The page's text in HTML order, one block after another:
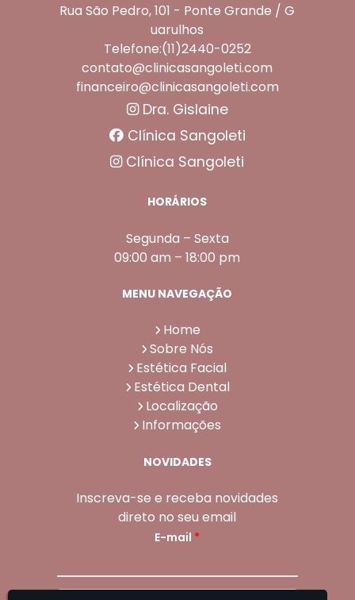
Rua São Pedro, 101 - Ponte Grande / G
uarulhos
Telefone:(11)2440-0252
contato@clinicasangoleti.com
financeiro@clinicasangoleti.com
Dra. Gislaine
Clínica Sangoleti
Clínica Sangoleti
HORÁRIOS
Segunda – Sexta
09:00 am – 18:00 pm
MENU NAVEGAÇÃO
Home
Sobre Nós
Estética Facial
Estética Dental
Localização
Informações
NOVIDADES
Inscreva-se e receba novidades
direto no seu email
E-mail *